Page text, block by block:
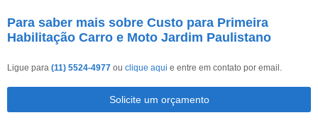
Para saber mais sobre Custo para Primeira
Habilitação Carro e Moto Jardim Paulistano
Ligue para (11) 5524-4977 ou clique aqui e entre em contato por email.
Solicite um orçamento